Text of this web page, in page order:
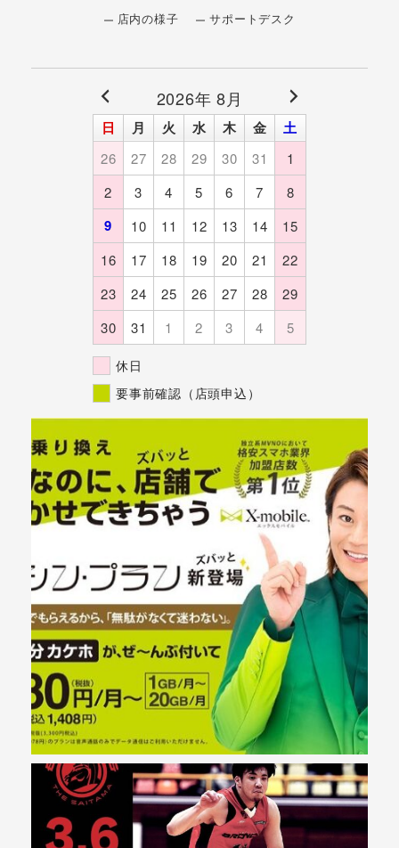
店内の様子 サポートデスク
2026年 8月
日 月 火 水 木 金 土
26 27 28 29 30 31
1
2
3 4 5 6 7 8
9 10 11 12 13 14
15
16
17 18 19 20 21
22
23
24 25 26 27 28
29
30
31 1 2 3 4 5
休日
要事前確認（店頭申込）